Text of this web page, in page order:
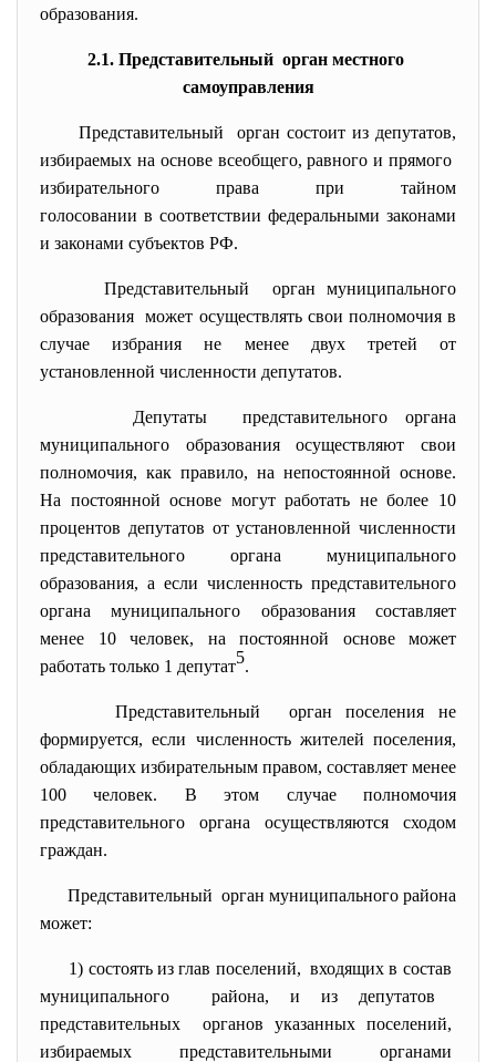
образования.
2.1. Представительный орган местного
самоуправления
Представительный орган состоит из депутатов,
избираемых на основе всеобщего, равного и прямого
избирательного права при тайном
голосовании в соответствии федеральными законами
и законами субъектов РФ.
Представительный орган муниципального
образования может осуществлять свои полномочия в
случае избрания не менее двух третей от
установленной численности депутатов.
Депутаты представительного органа
муниципального образования осуществляют свои
полномочия, как правило, на непостоянной основе.
На постоянной основе могут работать не более 10
процентов депутатов от установленной численности
представительного органа муниципального
образования, а если численность представительного
органа муниципального образования составляет
менее 10 человек, на постоянной основе может
работать только 1 депутат5.
Представительный орган поселения не
формируется, если численность жителей поселения,
обладающих избирательным правом, составляет менее
100 человек. В этом случае полномочия
представительного органа осуществляются сходом
граждан.
Представительный орган муниципального района
может:
1) состоять из глав поселений, входящих в состав
муниципального района, и из депутатов
представительных органов указанных поселений,
избираемых представительными органами